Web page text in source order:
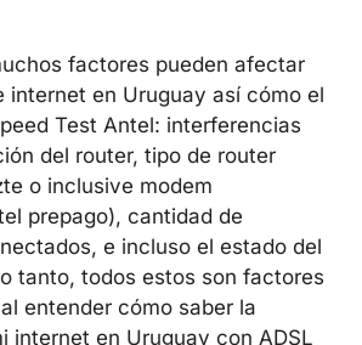
factores pueden afectar
internet en Uruguay así cómo el
Test Antel: interferencias
del router, tipo de router
o inclusive modem
prepago), cantidad de
e incluso el estado del
tanto, todos estos son factores
entender cómo saber la
internet en Uruguay con ADSL